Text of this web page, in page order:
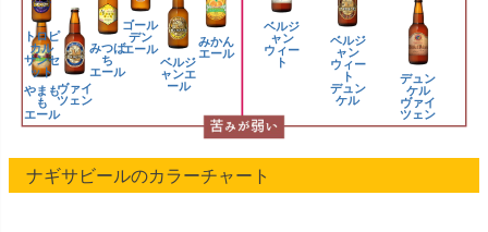
みかん
エール
ベルジ
ャン
ウィー
ト
ゴール
デン
エール
みつば
ち
エール
デュン
ケル
ヴァイ
ツェン
ベルジ
ャン
ウィー
ト
デュン
ケル
ヴァイ
ツェン
ベルジ
ャンエ
ール
トロピ
カル
サンセ
ット
やまも
も
エール
ナギサビールのカラーチャート